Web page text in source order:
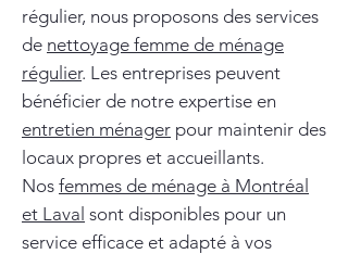
régulier, nous proposons des services
de nettoyage femme de ménage
régulier. Les entreprises peuvent
bénéficier de notre expertise en
entretien ménager pour maintenir des
locaux propres et accueillants.
Nos femmes de ménage à Montréal
et Laval sont disponibles pour un
service efficace et adapté à vos